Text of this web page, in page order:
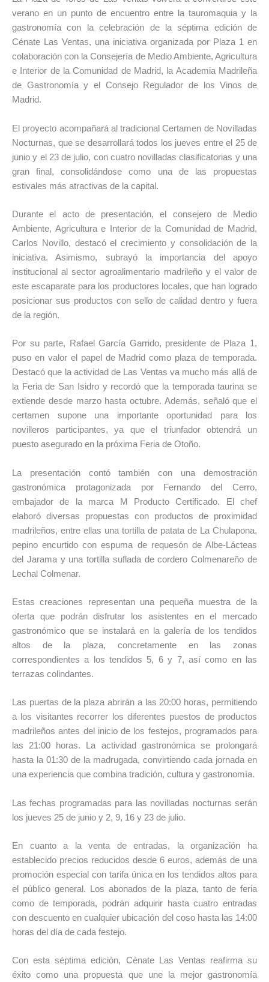
verano en un punto de encuentro entre la tauromaquia y la
gastronomía con la celebración de la séptima edición de
Cénate Las Ventas, una iniciativa organizada por Plaza 1 en
colaboración con la Consejería de Medio Ambiente, Agricultura
e Interior de la Comunidad de Madrid, la Academia Madrileña
de Gastronomía y el Consejo Regulador de los Vinos de
Madrid.
El proyecto acompañará al tradicional Certamen de Novilladas
Nocturnas, que se desarrollará todos los jueves entre el 25 de
junio y el 23 de julio, con cuatro novilladas clasificatorias y una
gran final, consolidándose como una de las propuestas
estivales más atractivas de la capital.
Durante el acto de presentación, el consejero de Medio
Ambiente, Agricultura e Interior de la Comunidad de Madrid,
Carlos Novillo, destacó el crecimiento y consolidación de la
iniciativa. Asimismo, subrayó la importancia del apoyo
institucional al sector agroalimentario madrileño y el valor de
este escaparate para los productores locales, que han logrado
posicionar sus productos con sello de calidad dentro y fuera
de la región.
Por su parte, Rafael García Garrido, presidente de Plaza 1,
puso en valor el papel de Madrid como plaza de temporada.
Destacó que la actividad de Las Ventas va mucho más allá de
la Feria de San Isidro y recordó que la temporada taurina se
extiende desde marzo hasta octubre. Además, señaló que el
certamen supone una importante oportunidad para los
novilleros participantes, ya que el triunfador obtendrá un
puesto asegurado en la próxima Feria de Otoño.
La presentación contó también con una demostración
gastronómica protagonizada por Fernando del Cerro,
embajador de la marca M Producto Certificado. El chef
elaboró diversas propuestas con productos de proximidad
madrileños, entre ellas una tortilla de patata de La Chulapona,
pepino encurtido con espuma de requesón de Albe-Lácteas
del Jarama y una tortilla suflada de cordero Colmenareño de
Lechal Colmenar.
Estas creaciones representan una pequeña muestra de la
oferta que podrán disfrutar los asistentes en el mercado
gastronómico que se instalará en la galería de los tendidos
altos de la plaza, concretamente en las zonas
correspondientes a los tendidos 5, 6 y 7, así como en las
terrazas colindantes.
Las puertas de la plaza abrirán a las 20:00 horas, permitiendo
a los visitantes recorrer los diferentes puestos de productos
madrileños antes del inicio de los festejos, programados para
las 21:00 horas. La actividad gastronómica se prolongará
hasta la 01:30 de la madrugada, convirtiendo cada jornada en
una experiencia que combina tradición, cultura y gastronomía.
Las fechas programadas para las novilladas nocturnas serán
los jueves 25 de junio y 2, 9, 16 y 23 de julio.
En cuanto a la venta de entradas, la organización ha
establecido precios reducidos desde 6 euros, además de una
promoción especial con tarifa única en los tendidos altos para
el público general. Los abonados de la plaza, tanto de feria
como de temporada, podrán adquirir hasta cuatro entradas
con descuento en cualquier ubicación del coso hasta las 14:00
horas del día de cada festejo.
Con esta séptima edición, Cénate Las Ventas reafirma su
éxito como una propuesta que une la mejor gastronomía